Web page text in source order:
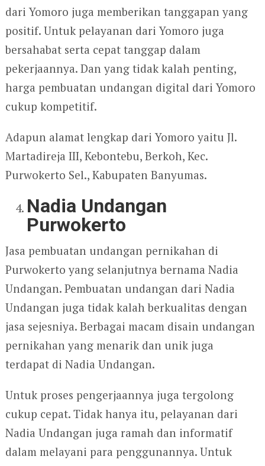
dari Yomoro juga memberikan tanggapan yang
positif. Untuk pelayanan dari Yomoro juga
bersahabat serta cepat tanggap dalam
pekerjaannya. Dan yang tidak kalah penting,
harga pembuatan undangan digital dari Yomoro
cukup kompetitif.
Adapun alamat lengkap dari Yomoro yaitu Jl.
Martadireja III, Kebontebu, Berkoh, Kec.
Purwokerto Sel., Kabupaten Banyumas.
Nadia Undangan
Purwokerto
Jasa pembuatan undangan pernikahan di
Purwokerto yang selanjutnya bernama Nadia
Undangan. Pembuatan undangan dari Nadia
Undangan juga tidak kalah berkualitas dengan
jasa sejesniya. Berbagai macam disain undangan
pernikahan yang menarik dan unik juga
terdapat di Nadia Undangan.
Untuk proses pengerjaannya juga tergolong
cukup cepat. Tidak hanya itu, pelayanan dari
Nadia Undangan juga ramah dan informatif
dalam melayani para penggunannya. Untuk